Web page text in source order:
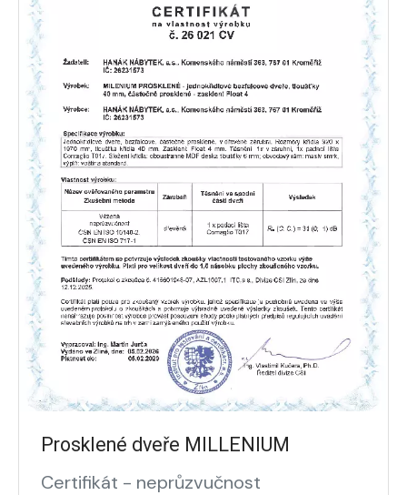
Prosklené dveře MILLENIUM
Certifikát - neprůzvučnost